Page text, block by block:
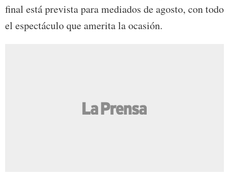
final está prevista para mediados de agosto, con todo
el espectáculo que amerita la ocasión.